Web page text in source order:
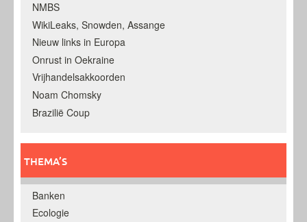
NMBS
WikiLeaks, Snowden, Assange
Nieuw links in Europa
Onrust in Oekraine
Vrijhandelsakkoorden
Noam Chomsky
Brazilië Coup
THEMA’S
Banken
Ecologie